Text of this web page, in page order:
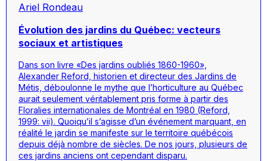
Ariel Rondeau
Évolution des jardins du Québec: vecteurs
sociaux et artistiques
Dans son livre «Des jardins oubliés 1860-1960»,
Alexander Reford, historien et directeur des Jardins de
Métis, déboulonne le mythe que l’horticulture au Québec
aurait seulement véritablement pris forme à partir des
Floralies internationales de Montréal en 1980 (Reford,
1999: vii). Quoiqu’il s’agisse d’un événement marquant, en
réalité le jardin se manifeste sur le territoire québécois
depuis déjà nombre de siècles. De nos jours, plusieurs de
ces jardins anciens ont cependant disparu.